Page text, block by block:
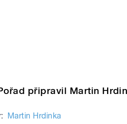
připravil Martin
Martin Hrdinka